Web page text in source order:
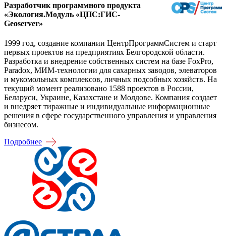
Разработчик программного продукта
«Экология.Модуль «ЦПС:ГИС-
Geoserver»
1999 год, создание компании ЦентрПрограммСистем и старт
первых проектов на предприятиях Белгородской области.
Разработка и внедрение собственных систем на базе FoxPro,
Paradox, МИМ-технологии для сахарных заводов, элеваторов
и мукомольных комплексов, личных подсобных хозяйств. На
текущий момент реализовано 1588 проектов в России,
Беларуси, Украине, Казахстане и Молдове. Компания создает
и внедряет тиражные и индивидуальные информационные
решения в сфере государственного управления и управления
бизнесом.
Подробнее